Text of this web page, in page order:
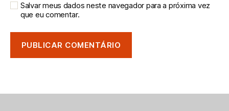
Salvar meus dados neste navegador para a próxima vez
que eu comentar.